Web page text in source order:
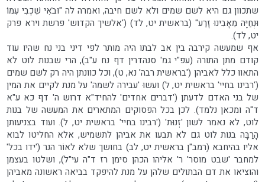
שתכוון גם היא לשם שמים ולא לשם חיבה, ואמרה לה "וּבֹאִי שִׁכְבִי עִמּוֹ
וּנְחַיֶּה מֵאָבִינוּ זָרַע" (בראשית יט, לד) ('אלשיך הקדוש' פרשת וירא פרק
יט, לד).
אף שמעשה קירבה בין אב לבתו היה מותר לפי דיני בני נח שהיו עוד
קודם מתן התורה (עפ"י גמ' סנהדרין דף נח ע"ב), הרי שבנות לוט לא
התאווּ כלל לאביהן ('בראשית רבה' נא, ט), וכל כוונתן היה רק לשם שמים
('רבינו בחיי' בראשית יט, ל) ועשוּ 'עבירה לשמה' על מנת לקיים את המין
של בני האדם לדעתן ('דברים אחדים' להחיד"א דרוש ה' דף כא ע"א
ד"ה ומכאן נלמד). לכן בכל הפסוקים המתארים את המעשה של בנות
לוט, לא נאמר לשון 'זְנוּת' ('רבינו בחיי' בראשית יט, ל). ועוד בצניעותן
הָרַבָּה בנות לוט גם לא תבעו את אביהן לתשמיש, אלא החליטו לבוא
אליו בהיחבא (רמב"ן בראשית יט, לב) בחושך שלא לאוֹר הנר ('ידו בכל'
למחבר 'שבט מוסר' ר' אליהו הכהן סימן רז ד"ה עי"ל), ושלטו בעצמן
והוציאו את דם הבתולים שלהן על מנת להיפקד בביאה ראשונה מאביהן